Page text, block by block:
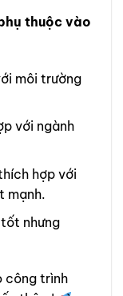
thuộc vào
môi trường
với ngành
hợp với
mạnh.
nhưng
công trình